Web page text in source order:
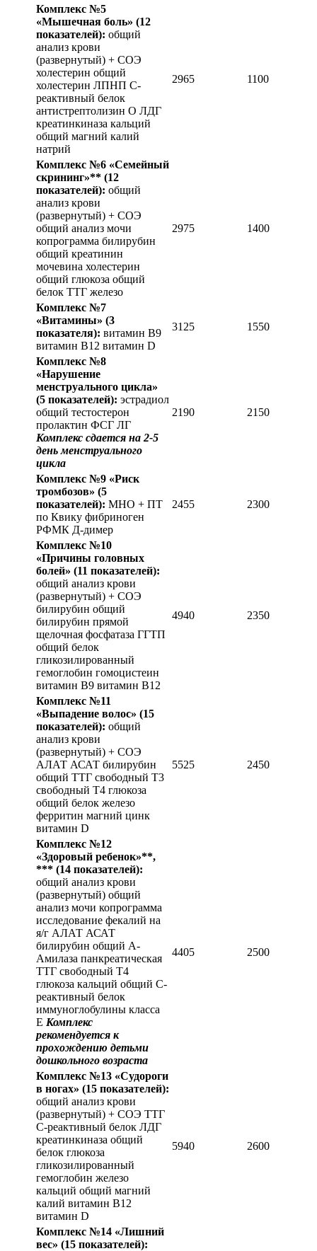
Комплекс №5
«Мышечная боль» (12
показателей): общий
анализ крови
(развернутый) + СОЭ
холестерин общий
холестерин ЛПНП С-
реактивный белок
антистрептолизин О ЛДГ
креатинкиназа кальций
общий магний калий
натрий
2965 1100
Комплекс №6 «Семейный
скрининг»** (12
показателей): общий
анализ крови
(развернутый) + СОЭ
общий анализ мочи
копрограмма билирубин
общий креатинин
мочевина холестерин
общий глюкоза общий
белок ТТГ железо
2975 1400
Комплекс №7
«Витамины» (3
показателя): витамин В9
витамин В12 витамин D
3125 1550
Комплекс №8
«Нарушение
менструального цикла»
(5 показателей): эстрадиол
общий тестостерон
пролактин ФСГ ЛГ
Комплекс сдается на 2-5
день менструального
цикла
2190 2150
Комплекс №9 «Риск
тромбозов» (5
показателей): МНО + ПТ
по Квику фибриноген
РФМК Д-димер
2455 2300
Комплекс №10
«Причины головных
болей» (11 показателей):
общий анализ крови
(развернутый) + СОЭ
билирубин общий
билирубин прямой
щелочная фосфатаза ГГТП
общий белок
гликозилированный
гемоглобин гомоцистеин
витамин В9 витамин В12
4940 2350
Комплекс №11
«Выпадение волос» (15
показателей): общий
анализ крови
(развернутый) + СОЭ
АЛАТ АСАТ билирубин
общий ТТГ свободный T3
свободный Т4 глюкоза
общий белок железо
ферритин магний цинк
витамин D
5525 2450
Комплекс №12
«Здоровый ребенок»**,
*** (14 показателей):
общий анализ крови
(развернутый) общий
анализ мочи копрограмма
исследование фекалий на
я/г АЛАТ АСАТ
билирубин общий А-
Амилаза панкреатическая
ТТГ свободный Т4
глюкоза кальций общий С-
реактивный белок
иммуноглобулины класса
Е Комплекс
рекомендуется к
прохождению детьми
дошкольного возраста
4405 2500
Комплекс №13 «Судороги
в ногах» (15 показателей):
общий анализ крови
(развернутый) + СОЭ ТТГ
С-реактивный белок ЛДГ
креатинкиназа общий
белок глюкоза
гликозилированный
гемоглобин железо
кальций общий магний
калий витамин В12
витамин D
5940 2600
Комплекс №14 «Лишний
вес» (15 показателей):